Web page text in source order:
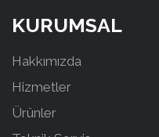
KURUMSAL
Hakkımızda
Hizmetler
Ürünler